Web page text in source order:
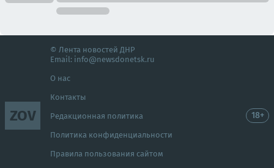
ZOV
© Лента новостей ДНР
Email: info@newsdonetsk.ru
О нас
Контакты
Редакционная политика
Политика конфиденциальности
Правила пользования сайтом
18+